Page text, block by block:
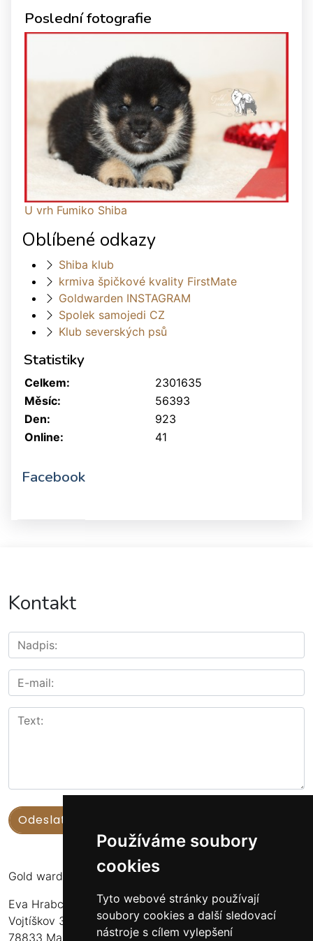
Používáme soubory
cookies
Tyto webové stránky používají
soubory cookies a další sledovací
nástroje s cílem vylepšení
Poslední fotografie
U vrh Fumiko Shiba
Oblíbené odkazy
Shiba klub
krmiva špičkové kvality FirstMate
Goldwarden INSTAGRAM
Spolek samojedi CZ
Klub severských psů
Statistiky
Online: 41
Celkem:
2301635
Měsíc:
56393
Den:
923
Facebook
Kontakt
Gold warden
Eva Hrabcová
Vojtíškov 3
78833 Malá Morava